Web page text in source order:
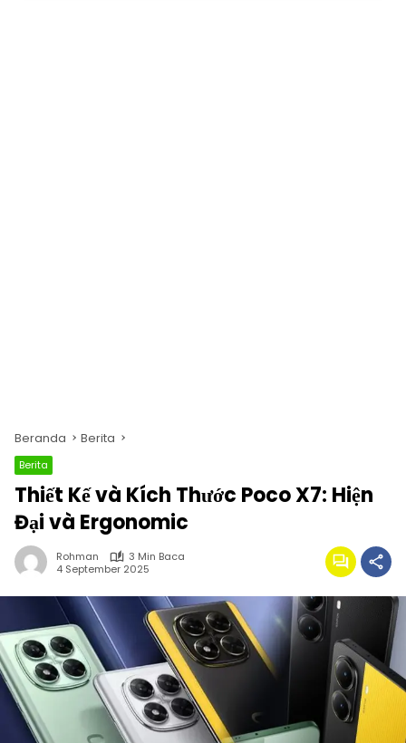
Beranda Berita
Berita
Thiết Kế và Kích Thước Poco X7: Hiện
Đại và Ergonomic
Rohman
3 Min Baca
4 September 2025